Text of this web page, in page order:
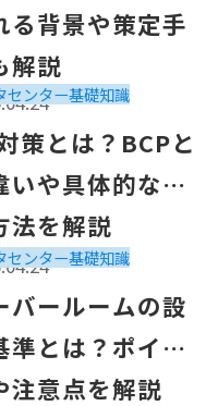
る背景や策定手
解説
センター基礎知識
的な実現方法を解説
策とは？BCPと
いや具体的な実
法を解説
センター基礎知識
ポイントや注意点を
バールームの設
準とは？ポイン
注意点を解説